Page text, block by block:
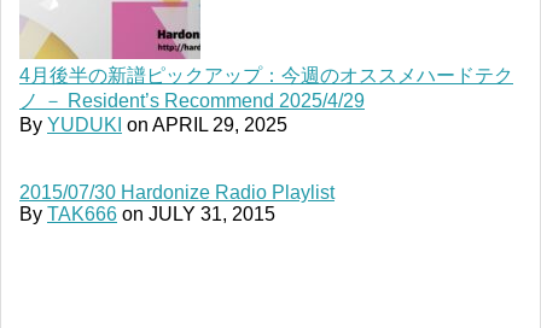
4月後半の新譜ピックアップ：今週のオススメハードテク
ノ － Resident’s Recommend 2025/4/29
By YUDUKI on APRIL 29, 2025
2015/07/30 Hardonize Radio Playlist
By TAK666 on JULY 31, 2015